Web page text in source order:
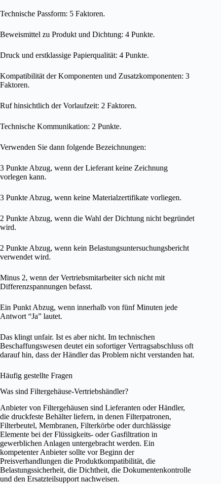
Technische Passform: 5 Faktoren.
Beweismittel zu Produkt und Dichtung: 4 Punkte.
Druck und erstklassige Papierqualität: 4 Punkte.
Kompatibilität der Komponenten und Zusatzkomponenten: 3
Faktoren.
Ruf hinsichtlich der Vorlaufzeit: 2 Faktoren.
Technische Kommunikation: 2 Punkte.
Verwenden Sie dann folgende Bezeichnungen:
3 Punkte Abzug, wenn der Lieferant keine Zeichnung
vorlegen kann.
3 Punkte Abzug, wenn keine Materialzertifikate vorliegen.
2 Punkte Abzug, wenn die Wahl der Dichtung nicht begründet
wird.
2 Punkte Abzug, wenn kein Belastungsuntersuchungsbericht
verwendet wird.
Minus 2, wenn der Vertriebsmitarbeiter sich nicht mit
Differenzspannungen befasst.
Ein Punkt Abzug, wenn innerhalb von fünf Minuten jede
Antwort “Ja” lautet.
Das klingt unfair. Ist es aber nicht. Im technischen
Beschaffungswesen deutet ein sofortiger Vertragsabschluss oft
darauf hin, dass der Händler das Problem nicht verstanden hat.
Häufig gestellte Fragen
Was sind Filtergehäuse-Vertriebshändler?
Anbieter von Filtergehäusen sind Lieferanten oder Händler,
die druckfeste Behälter liefern, in denen Filterpatronen,
Filterbeutel, Membranen, Filterkörbe oder durchlässige
Elemente bei der Flüssigkeits- oder Gasfiltration in
gewerblichen Anlagen untergebracht werden. Ein
kompetenter Anbieter sollte vor Beginn der
Preisverhandlungen die Produktkompatibilität, die
Belastungssicherheit, die Dichtheit, die Dokumentenkontrolle
und den Ersatzteilsupport nachweisen.